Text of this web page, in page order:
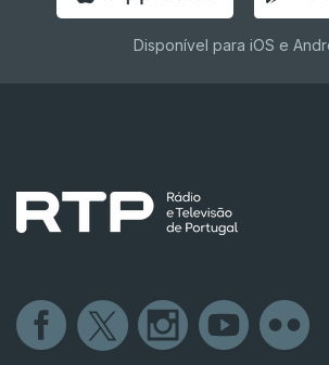
Disponível para iOS e